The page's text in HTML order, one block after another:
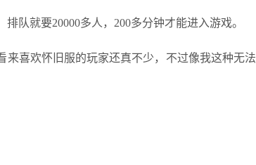
队就要20000多人，200多分钟才能进入游戏。
来喜欢怀旧服的玩家还真不少，不过像我这种无法